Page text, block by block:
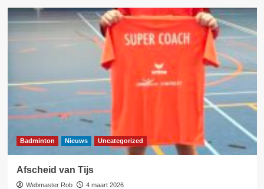
De
NBBJ
AANGEVERS
Badminton Nieuws Uncategorized
Afscheid van Tijs
Webmaster Rob 4 maart 2026